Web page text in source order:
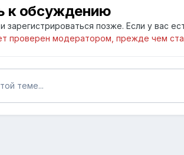
к обсуждению
позже. Если у вас
проверен модератором, прежде чем
теме...